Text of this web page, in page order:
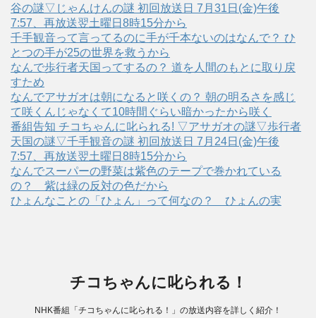
谷の謎▽じゃんけんの謎 初回放送日 7月31日(金)午後
7:57、再放送翌土曜日8時15分から
千手観音って言ってるのに手が千本ないのはなんで？ ひ
とつの手が25の世界を救うから
なんで歩行者天国ってするの？ 道を人間のもとに取り戻
すため
なんでアサガオは朝になると咲くの？ 朝の明るさを感じ
て咲くんじゃなくて10時間ぐらい暗かったから咲く
番組告知 チコちゃんに叱られる! ▽アサガオの謎▽歩行者
天国の謎▽千手観音の謎 初回放送日 7月24日(金)午後
7:57、再放送翌土曜日8時15分から
なんでスーパーの野菜は紫色のテープで巻かれている
の？ 紫は緑の反対の色だから
ひょんなことの「ひょん」って何なの？ ひょんの実
チコちゃんに叱られる！
NHK番組「チコちゃんに叱られる！」の放送内容を詳しく紹介！